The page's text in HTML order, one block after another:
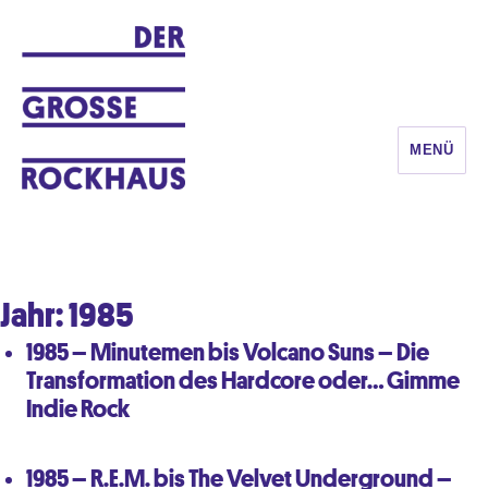
MENÜ
Jahr:1985
1985 – Minutemen bis Volcano Suns – Die
Transformation des Hardcore oder… Gimme
Indie Rock
1985 – R.E.M. bis The Velvet Underground –